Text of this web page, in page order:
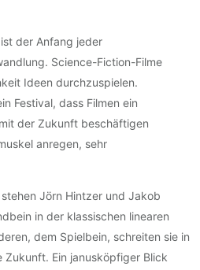
der Anfang jeder
Science-Fiction-Filme
Ideen durchzuspielen.
Festival, dass Filmen ein
der Zukunft beschäftigen
anregen, sehr
Jörn Hintzer und Jakob
in der klassischen linearen
dem Spielbein, schreiten sie in
Ein janusköpfiger Blick